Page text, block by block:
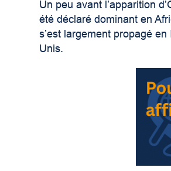
Un peu avant l’apparition
été déclaré dominant en
s’est largement propagé
Unis.